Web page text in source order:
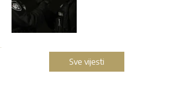
Sve vijesti